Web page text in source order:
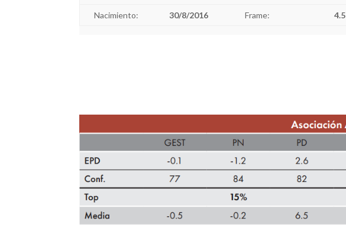
Nacimiento: 30/8/2016 Frame: 4.5